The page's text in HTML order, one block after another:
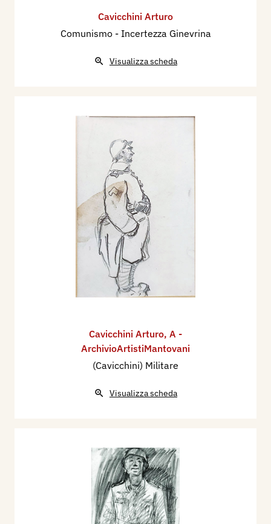
Cavicchini Arturo
Comunismo - Incertezza Ginevrina
Visualizza scheda
Cavicchini Arturo, A -
ArchivioArtistiMantovani
(Cavicchini) Militare
Visualizza scheda